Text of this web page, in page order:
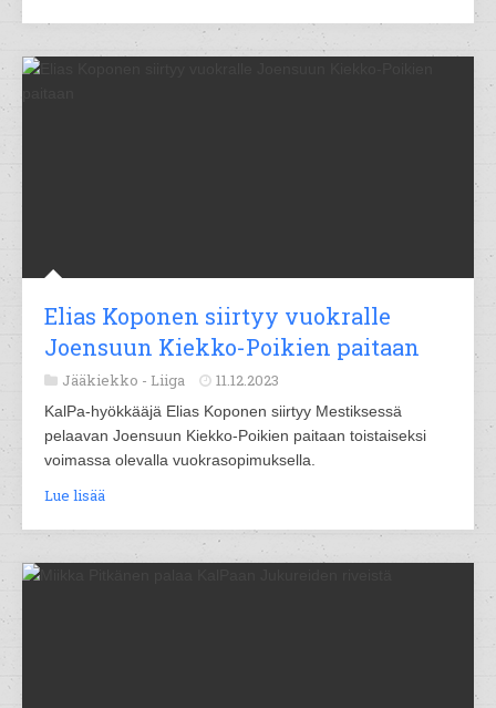
Elias Koponen siirtyy vuokralle
Joensuun Kiekko-Poikien paitaan
Jääkiekko - Liiga 11.12.2023
KalPa-hyökkääjä Elias Koponen siirtyy Mestiksessä
pelaavan Joensuun Kiekko-Poikien paitaan toistaiseksi
voimassa olevalla vuokrasopimuksella.
Lue lisää